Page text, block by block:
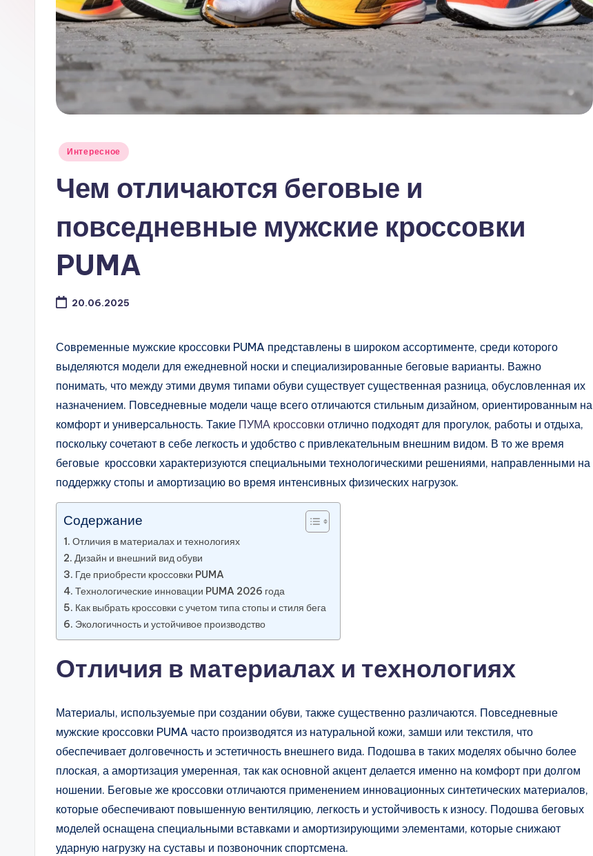
Опубликовано
Интересное
Чем отличаются беговые и
повседневные мужские кроссовки
PUMA
20.06.2025
Современные мужские кроссовки PUMA представлены в широком ассортименте, среди которого
выделяются модели для ежедневной носки и специализированные беговые варианты. Важно
понимать, что между этими двумя типами обуви существует существенная разница, обусловленная их
назначением. Повседневные модели чаще всего отличаются стильным дизайном, ориентированным на
комфорт и универсальность. Такие ПУМА кроссовки отлично подходят для прогулок, работы и отдыха,
поскольку сочетают в себе легкость и удобство с привлекательным внешним видом. В то же время
беговые кроссовки характеризуются специальными технологическими решениями, направленными на
поддержку стопы и амортизацию во время интенсивных физических нагрузок.
Содержание
Отличия в материалах и технологиях
Дизайн и внешний вид обуви
Где приобрести кроссовки PUMA
Технологические инновации PUMA 2026 года
Как выбрать кроссовки с учетом типа стопы и стиля бега
Экологичность и устойчивое производство
Отличия в материалах и технологиях
Материалы, используемые при создании обуви, также существенно различаются. Повседневные
мужские кроссовки PUMA часто производятся из натуральной кожи, замши или текстиля, что
обеспечивает долговечность и эстетичность внешнего вида. Подошва в таких моделях обычно более
плоская, а амортизация умеренная, так как основной акцент делается именно на комфорт при долгом
ношении. Беговые же кроссовки отличаются применением инновационных синтетических материалов,
которые обеспечивают повышенную вентиляцию, легкость и устойчивость к износу. Подошва беговых
моделей оснащена специальными вставками и амортизирующими элементами, которые снижают
ударную нагрузку на суставы и позвоночник спортсмена.